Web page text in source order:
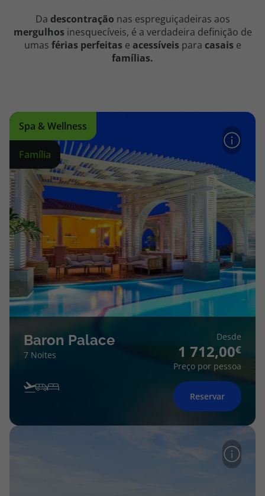
Da descontração nas espreguiçadeiras aos
mergulhosinesquecíveis, é a verdadeira definição de
umas férias perfeitase acessíveispara casaise
famílias.
Spa & Wellness
Família
Baron Palace
7 Noites
Desde
1 712,00
Preço por pessoa
Reservar